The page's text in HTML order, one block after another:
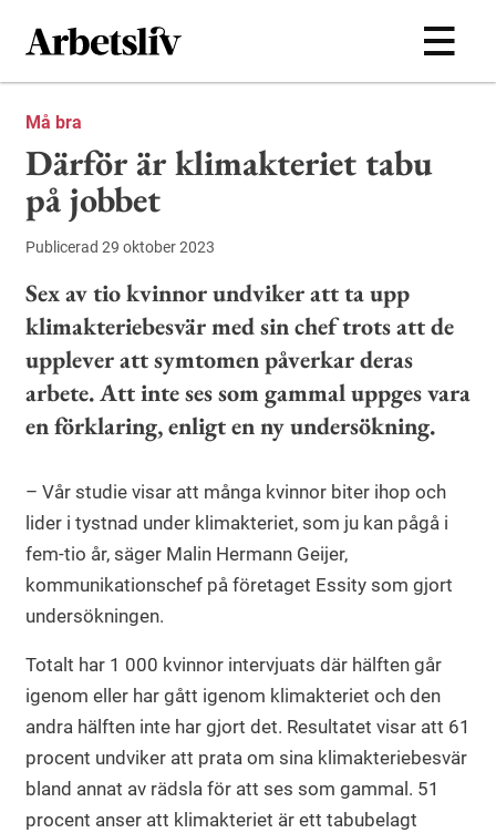
Hoppa till huvudinnehållet
Må bra
Därför är klimakteriet tabu
på jobbet
Publicerad 29 oktober 2023
Sex av tio kvinnor undviker att ta upp
klimakteriebesvär med sin chef trots att de
upplever att symtomen påverkar deras
arbete. Att inte ses som gammal uppges vara
en förklaring, enligt en ny undersökning.
– Vår studie visar att många kvinnor biter ihop och
lider i tystnad under klimakteriet, som ju kan pågå i
fem-tio år, säger Malin Hermann Geijer,
kommunikationschef på företaget Essity som gjort
undersökningen.
Totalt har 1 000 kvinnor intervjuats där hälften går
igenom eller har gått igenom klimakteriet och den
andra hälften inte har gjort det. Resultatet visar att 61
procent undviker att prata om sina klimakteriebesvär
bland annat av rädsla för att ses som gammal. 51
procent anser att klimakteriet är ett tabubelagt